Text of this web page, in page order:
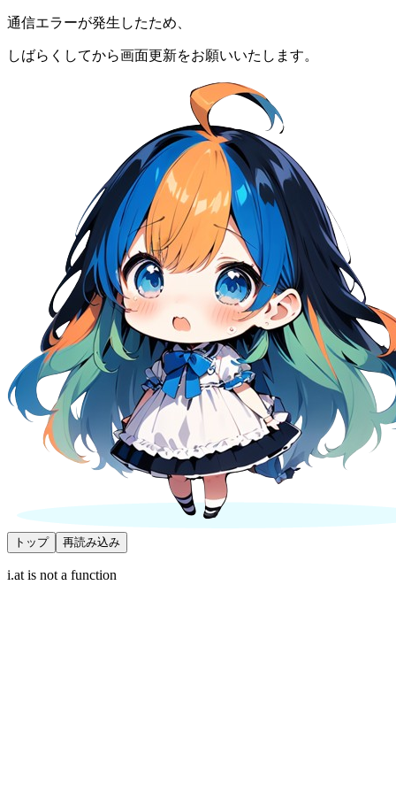
通信エラーが発生したため、
しばらくしてから画面更新をお願いいたします。
トップ 再読み込み
i.at is not a function